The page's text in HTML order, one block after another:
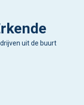
uit de buurt